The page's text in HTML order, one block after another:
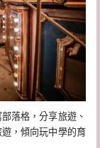
落格，分享旅遊、
，傾向玩中學的育